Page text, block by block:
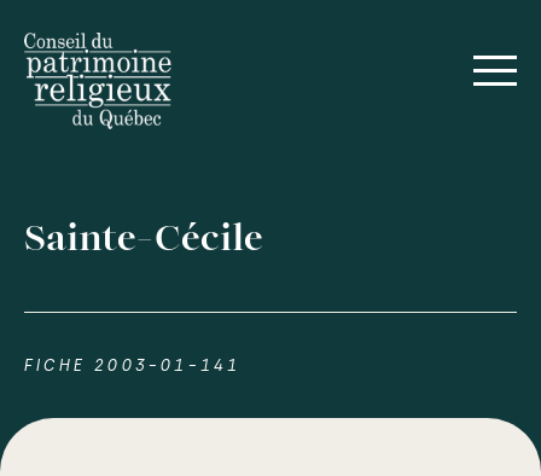
Sainte-Cécile
FICHE 2003-01-141